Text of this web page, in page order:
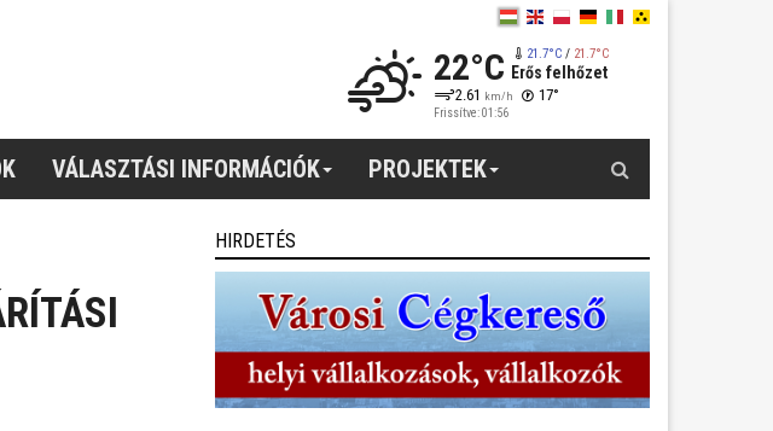
22°C 21.7°C/ 21.7°C
Erős felhőzet
2.61 km/h 17°
Frissítve: 01:56
VÁLASZTÁSI INFORMÁCIÓK PROJEKTEK
HIRDETÉS